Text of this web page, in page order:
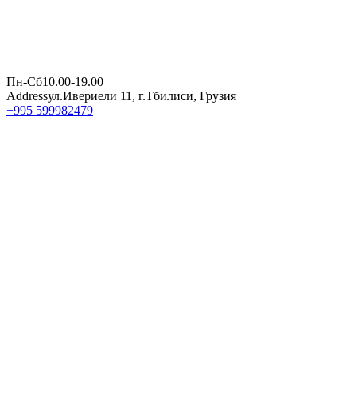
Пн-Сб10.00-19.00
Addressул.Ивериели 11, г.Тбилиси, Грузия
+995 599982479